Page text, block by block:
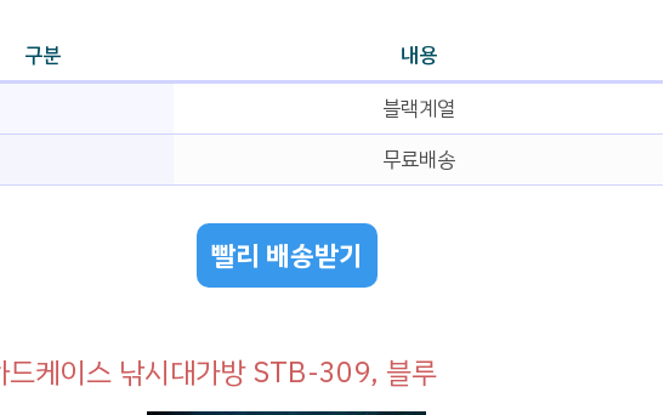
구분
내용
블랙계열
무료배송
빨리 배송받기
드케이스 낚시대가방 STB-309, 블루